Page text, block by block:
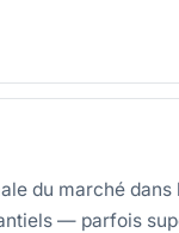
du marché
— parfois